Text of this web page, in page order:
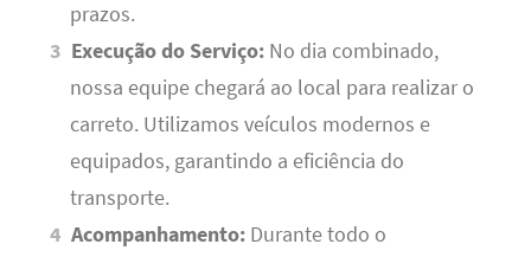
prazos.
Execução do Serviço: No dia combinado,
nossa equipe chegará ao local para realizar o
carreto. Utilizamos veículos modernos e
equipados, garantindo a eficiência do
transporte.
Acompanhamento: Durante todo o